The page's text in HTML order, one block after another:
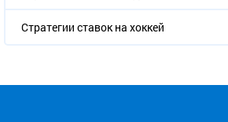
Стратегии ставок на хоккей